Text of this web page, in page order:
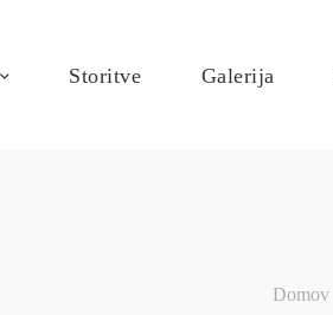
Storitve Galerija
Domov